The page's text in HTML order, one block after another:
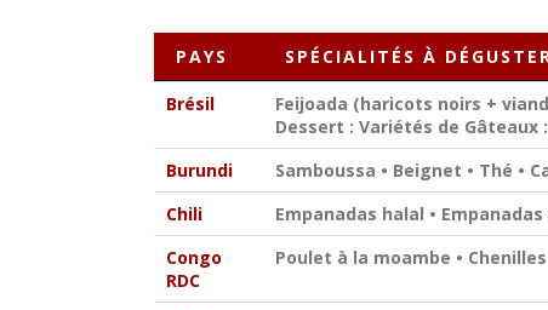
PAYS SPÉCIALITÉS À
Brésil Feijoada (haricots noirs +
Dessert : Variétés de
Burundi
Samboussa • Beignet • Thé •
Chili
Empanadas halal •
Congo
RDC
Poulet à la moambe •